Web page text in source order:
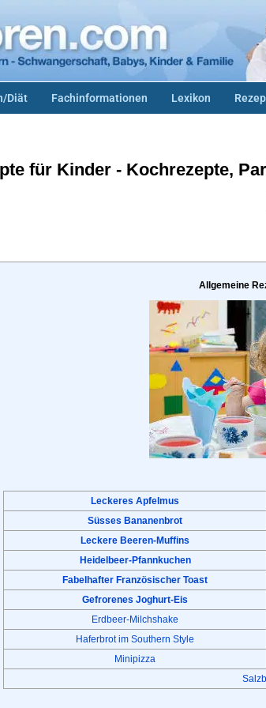
Diät Fachinformationen Lexikon
für Kinder - Kochrezepte,
Allgemeine
Leckeres Apfelmus
Süsses Bananenbrot
Leckere Beeren-Muffins
Heidelbeer-Pfannkuchen
Fabelhafter Französischer Toast
Gefrorenes Joghurt-Eis
Erdbeer-Milchshake
Haferbrot im Southern Style
Minipizza